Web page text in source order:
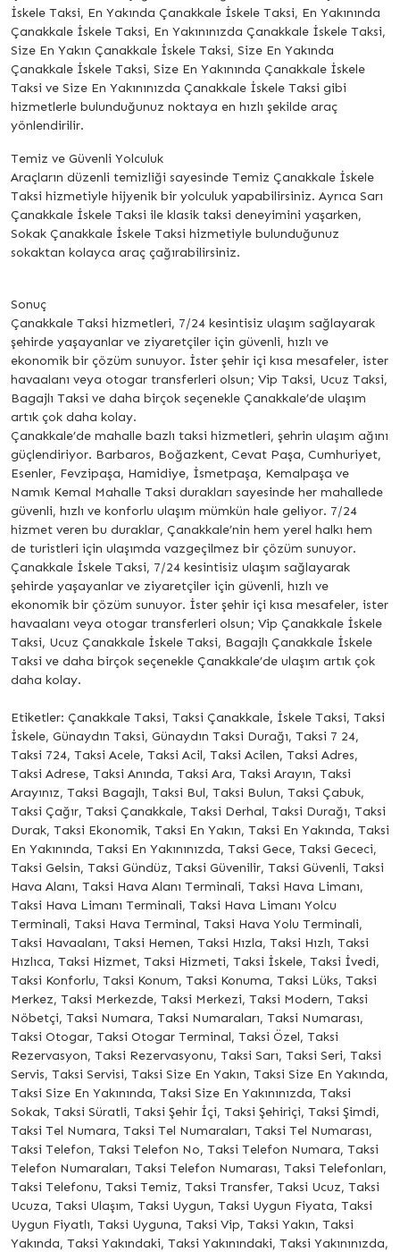
İskele Taksi, En Yakında Çanakkale İskele Taksi, En Yakınında
Çanakkale İskele Taksi, En Yakınınızda Çanakkale İskele Taksi,
Size En Yakın Çanakkale İskele Taksi, Size En Yakında
Çanakkale İskele Taksi, Size En Yakınında Çanakkale İskele
Taksi ve Size En Yakınınızda Çanakkale İskele Taksi gibi
hizmetlerle bulunduğunuz noktaya en hızlı şekilde araç
yönlendirilir.
Temiz ve Güvenli Yolculuk
Araçların düzenli temizliği sayesinde Temiz Çanakkale İskele
Taksi hizmetiyle hijyenik bir yolculuk yapabilirsiniz. Ayrıca Sarı
Çanakkale İskele Taksi ile klasik taksi deneyimini yaşarken,
Sokak Çanakkale İskele Taksi hizmetiyle bulunduğunuz
sokaktan kolayca araç çağırabilirsiniz.
Sonuç
Çanakkale Taksi hizmetleri, 7/24 kesintisiz ulaşım sağlayarak
şehirde yaşayanlar ve ziyaretçiler için güvenli, hızlı ve
ekonomik bir çözüm sunuyor. İster şehir içi kısa mesafeler, ister
havaalanı veya otogar transferleri olsun; Vip Taksi, Ucuz Taksi,
Bagajlı Taksi ve daha birçok seçenekle Çanakkale’de ulaşım
artık çok daha kolay.
Çanakkale’de mahalle bazlı taksi hizmetleri, şehrin ulaşım ağını
güçlendiriyor. Barbaros, Boğazkent, Cevat Paşa, Cumhuriyet,
Esenler, Fevzipaşa, Hamidiye, İsmetpaşa, Kemalpaşa ve
Namık Kemal Mahalle Taksi durakları sayesinde her mahallede
güvenli, hızlı ve konforlu ulaşım mümkün hale geliyor. 7/24
hizmet veren bu duraklar, Çanakkale’nin hem yerel halkı hem
de turistleri için ulaşımda vazgeçilmez bir çözüm sunuyor.
Çanakkale İskele Taksi, 7/24 kesintisiz ulaşım sağlayarak
şehirde yaşayanlar ve ziyaretçiler için güvenli, hızlı ve
ekonomik bir çözüm sunuyor. İster şehir içi kısa mesafeler, ister
havaalanı veya otogar transferleri olsun; Vip Çanakkale İskele
Taksi, Ucuz Çanakkale İskele Taksi, Bagajlı Çanakkale İskele
Taksi ve daha birçok seçenekle Çanakkale’de ulaşım artık çok
daha kolay.
Etiketler: Çanakkale Taksi, Taksi Çanakkale, İskele Taksi, Taksi
İskele, Günaydın Taksi, Günaydın Taksi Durağı, Taksi 7 24,
Taksi 724, Taksi Acele, Taksi Acil, Taksi Acilen, Taksi Adres,
Taksi Adrese, Taksi Anında, Taksi Ara, Taksi Arayın, Taksi
Arayınız, Taksi Bagajlı, Taksi Bul, Taksi Bulun, Taksi Çabuk,
Taksi Çağır, Taksi Çanakkale, Taksi Derhal, Taksi Durağı, Taksi
Durak, Taksi Ekonomik, Taksi En Yakın, Taksi En Yakında, Taksi
En Yakınında, Taksi En Yakınınızda, Taksi Gece, Taksi Gececi,
Taksi Gelsin, Taksi Gündüz, Taksi Güvenilir, Taksi Güvenli, Taksi
Hava Alanı, Taksi Hava Alanı Terminali, Taksi Hava Limanı,
Taksi Hava Limanı Terminali, Taksi Hava Limanı Yolcu
Terminali, Taksi Hava Terminal, Taksi Hava Yolu Terminali,
Taksi Havaalanı, Taksi Hemen, Taksi Hızla, Taksi Hızlı, Taksi
Hızlıca, Taksi Hizmet, Taksi Hizmeti, Taksi İskele, Taksi İvedi,
Taksi Konforlu, Taksi Konum, Taksi Konuma, Taksi Lüks, Taksi
Merkez, Taksi Merkezde, Taksi Merkezi, Taksi Modern, Taksi
Nöbetçi, Taksi Numara, Taksi Numaraları, Taksi Numarası,
Taksi Otogar, Taksi Otogar Terminal, Taksi Özel, Taksi
Rezervasyon, Taksi Rezervasyonu, Taksi Sarı, Taksi Seri, Taksi
Servis, Taksi Servisi, Taksi Size En Yakın, Taksi Size En Yakında,
Taksi Size En Yakınında, Taksi Size En Yakınınızda, Taksi
Sokak, Taksi Süratli, Taksi Şehir İçi, Taksi Şehiriçi, Taksi Şimdi,
Taksi Tel Numara, Taksi Tel Numaraları, Taksi Tel Numarası,
Taksi Telefon, Taksi Telefon No, Taksi Telefon Numara, Taksi
Telefon Numaraları, Taksi Telefon Numarası, Taksi Telefonları,
Taksi Telefonu, Taksi Temiz, Taksi Transfer, Taksi Ucuz, Taksi
Ucuza, Taksi Ulaşım, Taksi Uygun, Taksi Uygun Fiyata, Taksi
Uygun Fiyatlı, Taksi Uyguna, Taksi Vip, Taksi Yakın, Taksi
Yakında, Taksi Yakındaki, Taksi Yakınındaki, Taksi Yakınınızda,